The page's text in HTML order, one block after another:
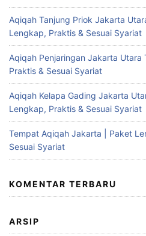
Aqiqah Tanjung Priok Jakarta
Lengkap, Praktis & Sesuai Syariat
Aqiqah Penjaringan Jakarta
Praktis & Sesuai Syariat
Aqiqah Kelapa Gading Jakarta
Lengkap, Praktis & Sesuai Syariat
Tempat Aqiqah Jakarta | Paket
Sesuai Syariat
KOMENTAR TERBARU
ARSIP